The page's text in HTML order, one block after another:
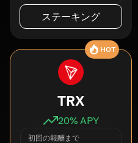
ステーキング
HOT
TRX
20% APY
初回の報酬まで